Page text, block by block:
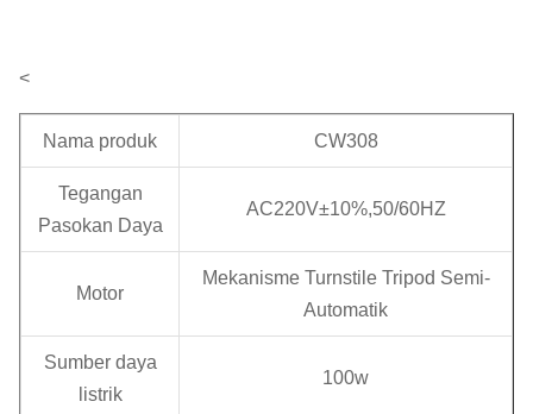
<
Nama produk CW308
Tegangan
Pasokan Daya
AC220V±10%,50/60HZ
Motor
Mekanisme Turnstile Tripod Semi-
Automatik
Sumber daya
listrik
100w